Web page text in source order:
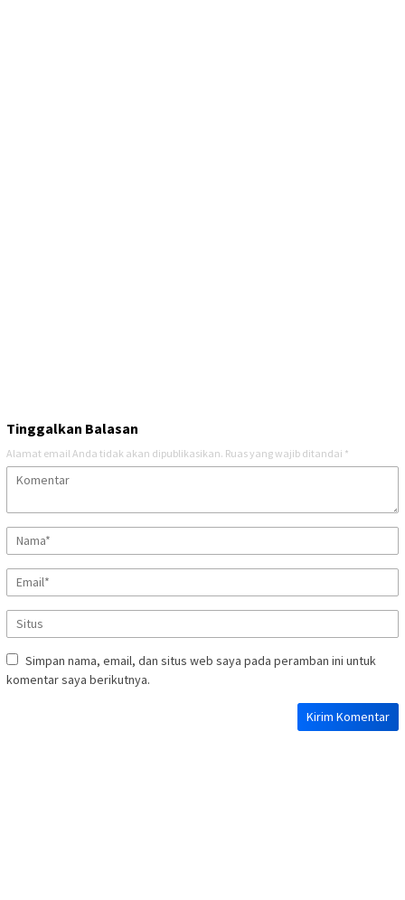
Tinggalkan Balasan
Alamat email Anda tidak akan dipublikasikan. Ruas yang wajib ditandai *
Simpan nama, email, dan situs web saya pada peramban ini untuk
komentar saya berikutnya.